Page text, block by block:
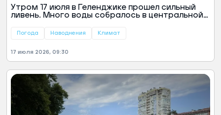
Утром 17 июля в Геленджике прошел сильный
ливень. Много воды собралось в центральной
Богодистов.
Погода Наводнения Климат
17 июля 2026, 09:30